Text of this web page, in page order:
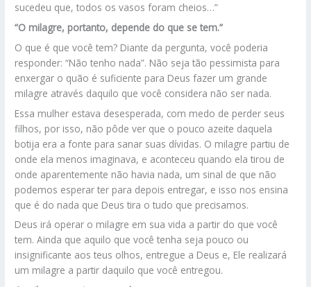
sucedeu que, todos os vasos foram cheios…”
“O milagre, portanto, depende do que se tem.”
O que é que você tem? Diante da pergunta, você poderia
responder: “Não tenho nada”. Não seja tão pessimista para
enxergar o quão é suficiente para Deus fazer um grande
milagre através daquilo que você considera não ser nada.
Essa mulher estava desesperada, com medo de perder seus
filhos, por isso, não pôde ver que o pouco azeite daquela
botija era a fonte para sanar suas dívidas. O milagre partiu de
onde ela menos imaginava, e aconteceu quando ela tirou de
onde aparentemente não havia nada, um sinal de que não
podemos esperar ter para depois entregar, e isso nos ensina
que é do nada que Deus tira o tudo que precisamos.
Deus irá operar o milagre em sua vida a partir do que você
tem. Ainda que aquilo que você tenha seja pouco ou
insignificante aos teus olhos, entregue a Deus e, Ele realizará
um milagre a partir daquilo que você entregou.